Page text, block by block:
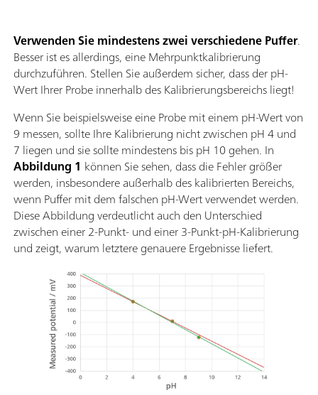
Verwenden Sie mindestens zwei verschiedene Puffer.
Besser ist es allerdings, eine Mehrpunktkalibrierung
durchzuführen. Stellen Sie außerdem sicher, dass der pH-
Wert Ihrer Probe innerhalb des Kalibrierungsbereichs liegt!
Wenn Sie beispielsweise eine Probe mit einem pH-Wert von
9 messen, sollte Ihre Kalibrierung nicht zwischen pH 4 und
7 liegen und sie sollte mindestens bis pH 10 gehen. In
Abbildung 1 können Sie sehen, dass die Fehler größer
werden, insbesondere außerhalb des kalibrierten Bereichs,
wenn Puffer mit dem falschen pH-Wert verwendet werden.
Diese Abbildung verdeutlicht auch den Unterschied
zwischen einer 2-Punkt- und einer 3-Punkt-pH-Kalibrierung
und zeigt, warum letztere genauere Ergebnisse liefert.